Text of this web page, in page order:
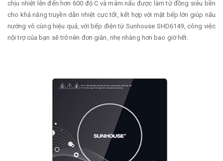
chịu nhiệt lên đến hơn 600 độ C và mâm nấu được làm từ đồng siêu bền
cho khả năng truyền dẫn nhiệt cực tốt, kết hợp với mặt bếp lớn giúp nấu
nướng vô cùng hiệu quả, với bếp điện từ Sunhouse SHD6149, công việc
nội trợ của bạn sẽ trở nên đơn giản, nhẹ nhàng hơn bao giờ hết.